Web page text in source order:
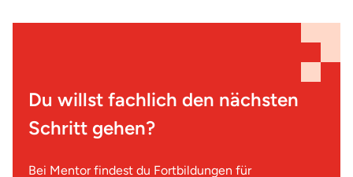
Du willst fachlich den nächsten
Schritt gehen?
Bei Mentor findest du Fortbildungen für